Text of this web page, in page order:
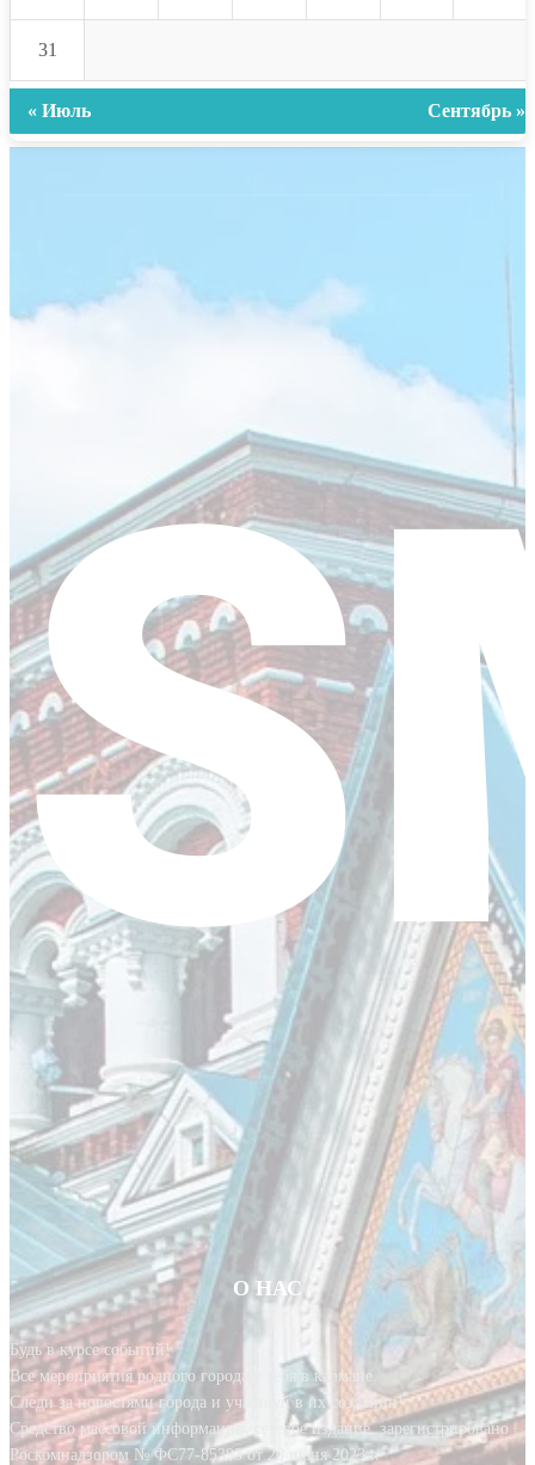
31
« Июль Сентябрь »
О НАС
Будь в курсе событий!
Все мероприятия родного города у тебя в кармане.
Следи за новостями города и участвуй в их создании!
Средство массовой информации, сетевое издание, зарегистрировано
Роскомнадзором № ФС77-85393 от 20 июня 2023 г.